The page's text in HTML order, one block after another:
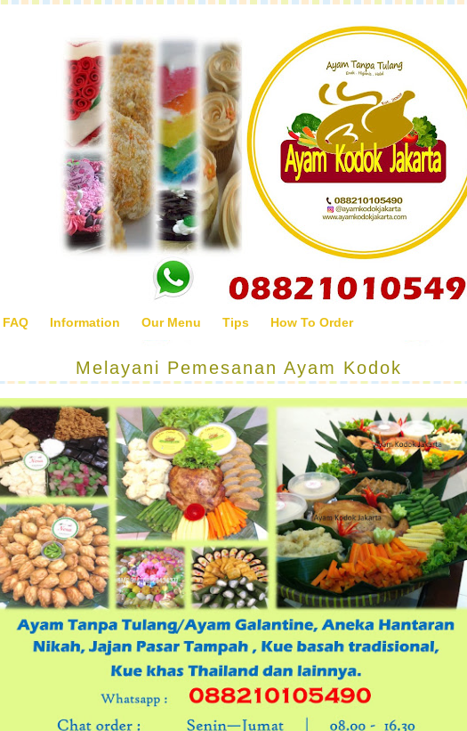
FAQ Information Our Menu Tips How To Order
Melayani Pemesanan Ayam Kodok